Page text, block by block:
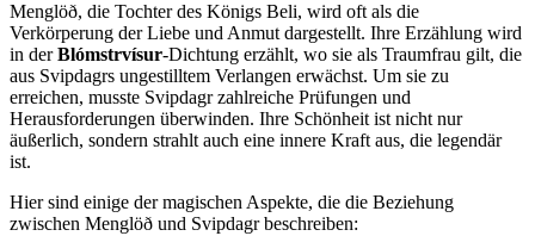
Menglöð, die Tochter des Königs Beli, wird ⁣oft als die
Verkörperung der Liebe ⁢und⁢ Anmut dargestellt. Ihre Erzählung wird
in derBlómstrvísur-Dichtung erzählt, wo sie‌ als Traumfrau gilt, die
aus Svipdagrs ungestilltem ⁤Verlangen erwächst. Um sie zu
erreichen, musste Svipdagr zahlreiche Prüfungen und
Herausforderungen‍ überwinden. Ihre Schönheit ist nicht nur
äußerlich, sondern strahlt auch eine innere Kraft aus,‍ die legendär
ist.
Hier sind einige der magischen Aspekte, die die Beziehung
zwischen Menglöð und Svipdagr beschreiben: